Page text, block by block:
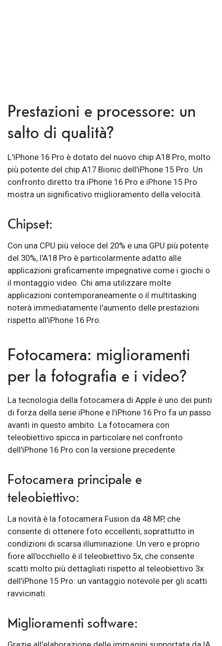
Prestazioni e processore: un
salto di qualità?
L'iPhone 16 Pro è dotato del nuovo chip A18 Pro, molto
più potente del chip A17 Bionic dell'iPhone 15 Pro. Un
confronto diretto tra iPhone 16 Pro e iPhone 15 Pro
mostra un significativo miglioramento della velocità.
Chipset:
Con una CPU più veloce del 20% e una GPU più potente
del 30%, l'A18 Pro è particolarmente adatto alle
applicazioni graficamente impegnative come i giochi o
il montaggio video. Chi ama utilizzare molte
applicazioni contemporaneamente o il multitasking
noterà immediatamente l'aumento delle prestazioni
rispetto all'iPhone 16 Pro.
Fotocamera: miglioramenti
per la fotografia e i video?
La tecnologia della fotocamera di Apple è uno dei punti
di forza della serie iPhone e l'iPhone 16 Pro fa un passo
avanti in questo ambito. La fotocamera con
teleobiettivo spicca in particolare nel confronto
dell'iPhone 16 Pro con la versione precedente.
Fotocamera principale e
teleobiettivo:
La novità è la fotocamera Fusion da 48 MP, che
consente di ottenere foto eccellenti, soprattutto in
condizioni di scarsa illuminazione. Un vero e proprio
fiore all'occhiello è il teleobiettivo 5x, che consente
scatti molto più dettagliati rispetto al teleobiettivo 3x
dell'iPhone 15 Pro: un vantaggio notevole per gli scatti
ravvicinati.
Miglioramenti software: